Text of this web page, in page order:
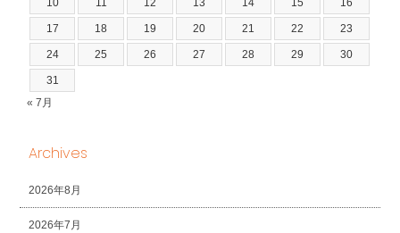
10 11 12 13 14 15 16
17 18 19 20 21 22 23
24 25 26 27 28 29 30
31
« 7月
Archives
2026年8月
2026年7月